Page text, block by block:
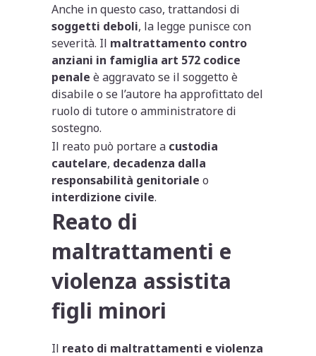
Anche in questo caso, trattandosi di
soggetti deboli, la legge punisce con
severità. Il maltrattamento contro
anziani in famiglia art 572 codice
penale è aggravato se il soggetto è
disabile o se l’autore ha approfittato del
ruolo di tutore o amministratore di
sostegno.
Il reato può portare a custodia
cautelare, decadenza dalla
responsabilità genitoriale o
interdizione civile.
Reato di
maltrattamenti e
violenza assistita
figli minori
Il reato di maltrattamenti e violenza